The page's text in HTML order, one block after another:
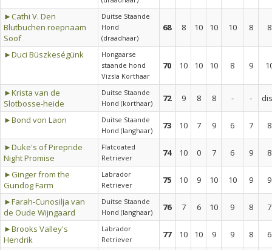
►Cathi V. Den
Blutbuchen roepnaam
Soof
Duitse Staande
Hond
(draadhaar)
68 8 10 10 10 8 8
►Duci Büszkeségünk
Hongaarse
staande hond
Vizsla Korthaar
70 10 10 10 8 9
►Krista van de
Slotbosse-heide
Duitse Staande
Hond (korthaar)
72 9 8 8 - -
►Bond von Laon
Duitse Staande
Hond (langhaar)
73 10 7 9 6 7
8
►Duke's of Pirepride
Night Promise
Flatcoated
Retriever
74 10 0 7 6 9
8
►Ginger from the
Gundog Farm
Labrador
Retriever
75 10 9 10 10 9
9
►Farah-Cunosilja van
de Oude Wijngaard
Duitse Staande
Hond (langhaar)
76 7 6 10 9 8
7
►Brooks Valley's
Hendrik
Labrador
Retriever
77 10 10 9 9 8
6